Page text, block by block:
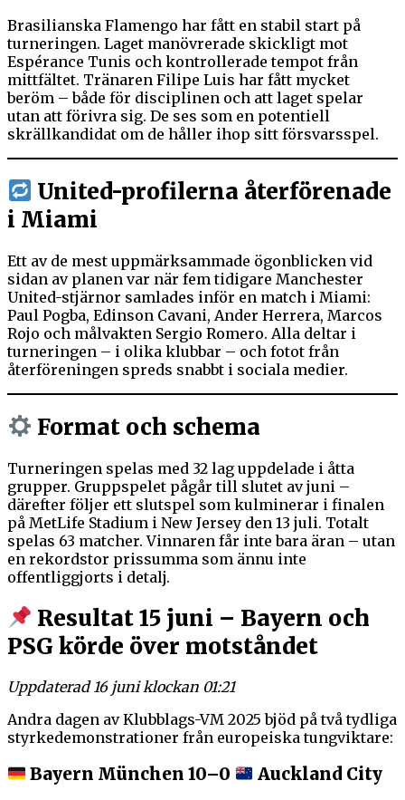
Brasilianska Flamengo har fått en stabil start på
turneringen. Laget manövrerade skickligt mot
Espérance Tunis och kontrollerade tempot från
mittfältet. Tränaren Filipe Luis har fått mycket
beröm – både för disciplinen och att laget spelar
utan att förivra sig. De ses som en potentiell
skrällkandidat om de håller ihop sitt försvarsspel.
United-profilerna återförenade
i Miami
Ett av de mest uppmärksammade ögonblicken vid
sidan av planen var när fem tidigare Manchester
United-stjärnor samlades inför en match i Miami:
Paul Pogba, Edinson Cavani, Ander Herrera, Marcos
Rojo och målvakten Sergio Romero. Alla deltar i
turneringen – i olika klubbar – och fotot från
återföreningen spreds snabbt i sociala medier.
Format och schema
Turneringen spelas med 32 lag uppdelade i åtta
grupper. Gruppspelet pågår till slutet av juni –
därefter följer ett slutspel som kulminerar i finalen
på MetLife Stadium i New Jersey den 13 juli. Totalt
spelas 63 matcher. Vinnaren får inte bara äran – utan
en rekordstor prissumma som ännu inte
offentliggjorts i detalj.
Resultat 15 juni – Bayern och
PSG körde över motståndet
Uppdaterad 16 juni klockan 01:21
Andra dagen av Klubblags-VM 2025 bjöd på två tydliga
styrkedemonstrationer från europeiska tungviktare:
Bayern München 10–0 Auckland City